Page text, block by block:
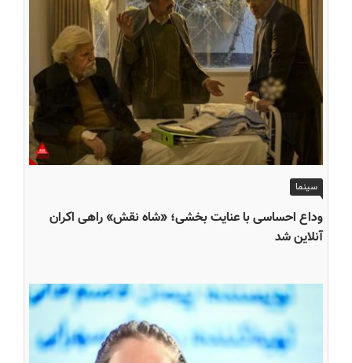
سینما
وداع احساسی با عنایت بخشی؛ «شاه نقش» راهی اکران
آنلاین شد